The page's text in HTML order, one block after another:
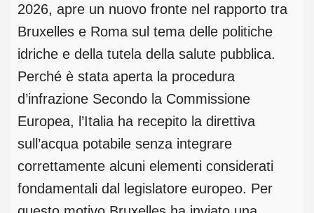
2026, apre un nuovo fronte nel rapporto tra
Bruxelles e Roma sul tema delle politiche
idriche e della tutela della salute pubblica.
Perché è stata aperta la procedura
d’infrazione Secondo la Commissione
Europea, l’Italia ha recepito la direttiva
sull’acqua potabile senza integrare
correttamente alcuni elementi considerati
fondamentali dal legislatore europeo. Per